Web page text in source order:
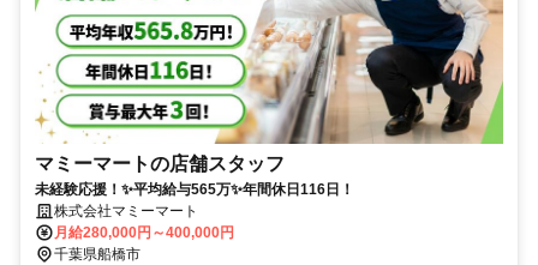
マミーマートの店舗スタッフ
未経験応援！✨平均給与565万✨年間休日116日！
株式会社マミーマート
月給280,000円～400,000円
千葉県船橋市